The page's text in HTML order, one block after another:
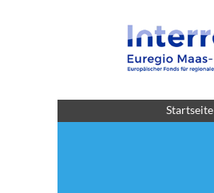
Startseite